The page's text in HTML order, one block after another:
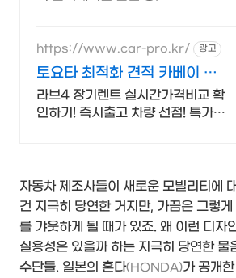
https://www.car-pro.kr/ 광고
토요타 최적화 견적 카베이 토
요타 특가차량 무료견적
라브4 장기렌트 실시간가격비교 확
인하기! 즉시출고 차량 선점! 특가차
자동차 제조사들이 새로운 모빌리티에
건 지극히 당연한 거지만, 가끔은 그렇
를 갸웃하게 될 때가 있죠. 왜 이런 디자
실용성은 있을까 하는 지극히 당연한 물
수단들. 일본의 혼다(HONDA)가 공개